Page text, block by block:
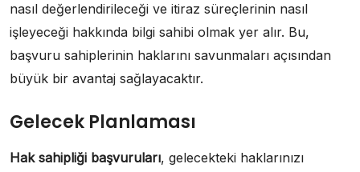
nasıl değerlendirileceği ve itiraz süreçlerinin nasıl
işleyeceği hakkında bilgi sahibi olmak yer alır. Bu,
başvuru sahiplerinin haklarını savunmaları açısından
büyük bir avantaj sağlayacaktır.
Gelecek Planlaması
Hak sahipliği başvuruları, gelecekteki haklarınızı